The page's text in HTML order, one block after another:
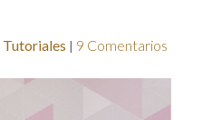
Tutoriales | 9 Comentarios